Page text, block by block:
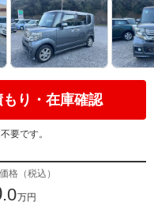
もり・在庫確認
要です。
格（税込）
.0万円